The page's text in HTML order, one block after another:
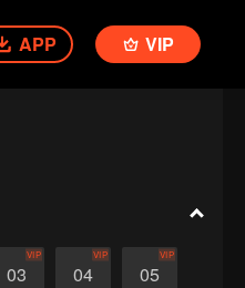
APP VIP
03
VIP
04
VIP
05
VIP